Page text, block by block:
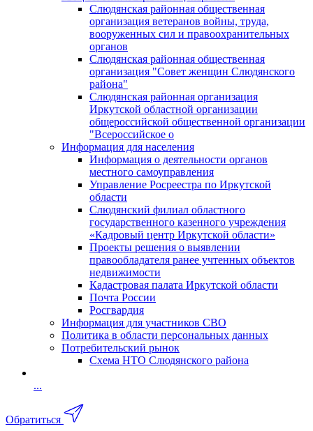
Слюдянская районная общественная
организация ветеранов войны, труда,
вооруженных сил и правоохранительных
органов
Слюдянская районная общественная
организация "Совет женщин Слюдянского
района"
Слюдянская районная организация
Иркутской областной организации
общероссийской общественной организации
"Всероссийское о
Информация для населения
Информация о деятельности органов
местного самоуправления
Управление Росреестра по Иркутской
области
Слюдянский филиал областного
государственного казенного учреждения
«Кадровый центр Иркутской области»
Проекты решения о выявлении
правообладателя ранее учтенных объектов
недвижимости
Кадастровая палата Иркутской области
Почта России
Росгвардия
Информация для участников СВО
Политика в области персональных данных
Потребительский рынок
Схема НТО Слюдянского района
...
Обратиться